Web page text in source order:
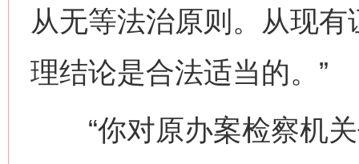
从无等法治原则。从现
理结论是合法适当的。”
“你对原办案检察机关